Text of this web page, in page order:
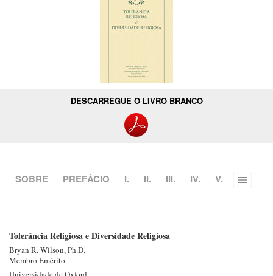
DESCARREGUE O LIVRO BRANCO
SOBRE PREFÁCIO I. II. III. IV. V. Toggle
Tolerância Religiosa e Diversidade Religiosa
Bryan R. Wilson, Ph.D.
Membro Emérito